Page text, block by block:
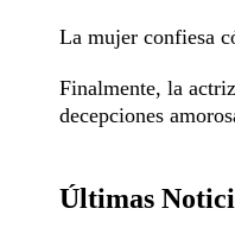
La mujer confiesa
Finalmente, la
decepciones
Últimas